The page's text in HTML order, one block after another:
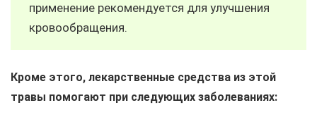
применение рекомендуется для улучшения
кровообращения.
Кроме этого, лекарственные средства из этой
травы помогают при следующих заболеваниях: